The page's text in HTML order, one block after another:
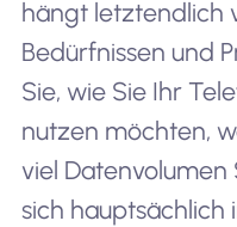
hängt letztendlich
Bedürfnissen und
Sie, wie Sie Ihr
nutzen möchten,
viel Datenvolumen
sich hauptsächlich